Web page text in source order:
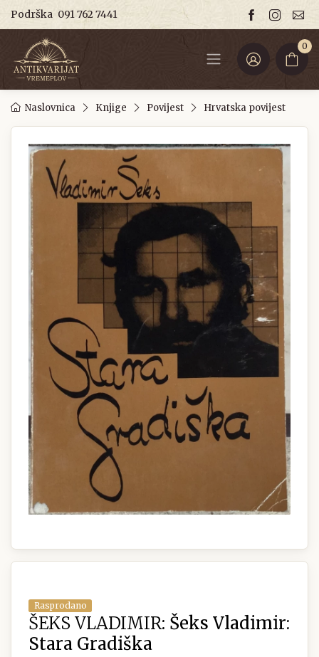
Podrška 091 762 7441
0
Naslovnica Knjige Povijest Hrvatska povijest
Rasprodano
ŠEKS VLADIMIR: Šeks Vladimir:
Stara Gradiška